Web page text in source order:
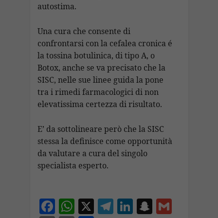
autostima.
Una cura che consente di
confrontarsi con la cefalea cronica é
la tossina botulinica, di tipo A, o
Botox, anche se va precisato che la
SISC, nelle sue linee guida la pone
tra i rimedi farmacologici di non
elevatissima certezza di risultato.
E’ da sottolineare però che la SISC
stessa la definisce come opportunità
da valutare a cura del singolo
specialista esperto.
F W X T Li S G